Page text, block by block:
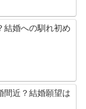
結婚への馴れ初め
間近？結婚願望は